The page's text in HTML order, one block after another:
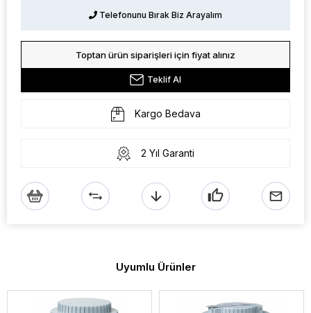
Telefonunu Bırak Biz Arayalım
Toptan ürün siparişleri için fiyat alınız
Teklif Al
Kargo Bedava
2 Yıl Garanti
Uyumlu Ürünler